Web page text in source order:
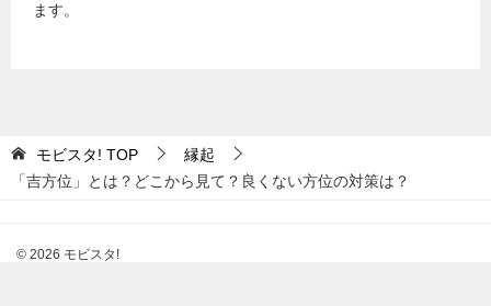
ます。
モビスタ! TOP
縁起
「吉方位」とは？どこから見て？良くない方位の対策は？
© 2026 モビスタ!